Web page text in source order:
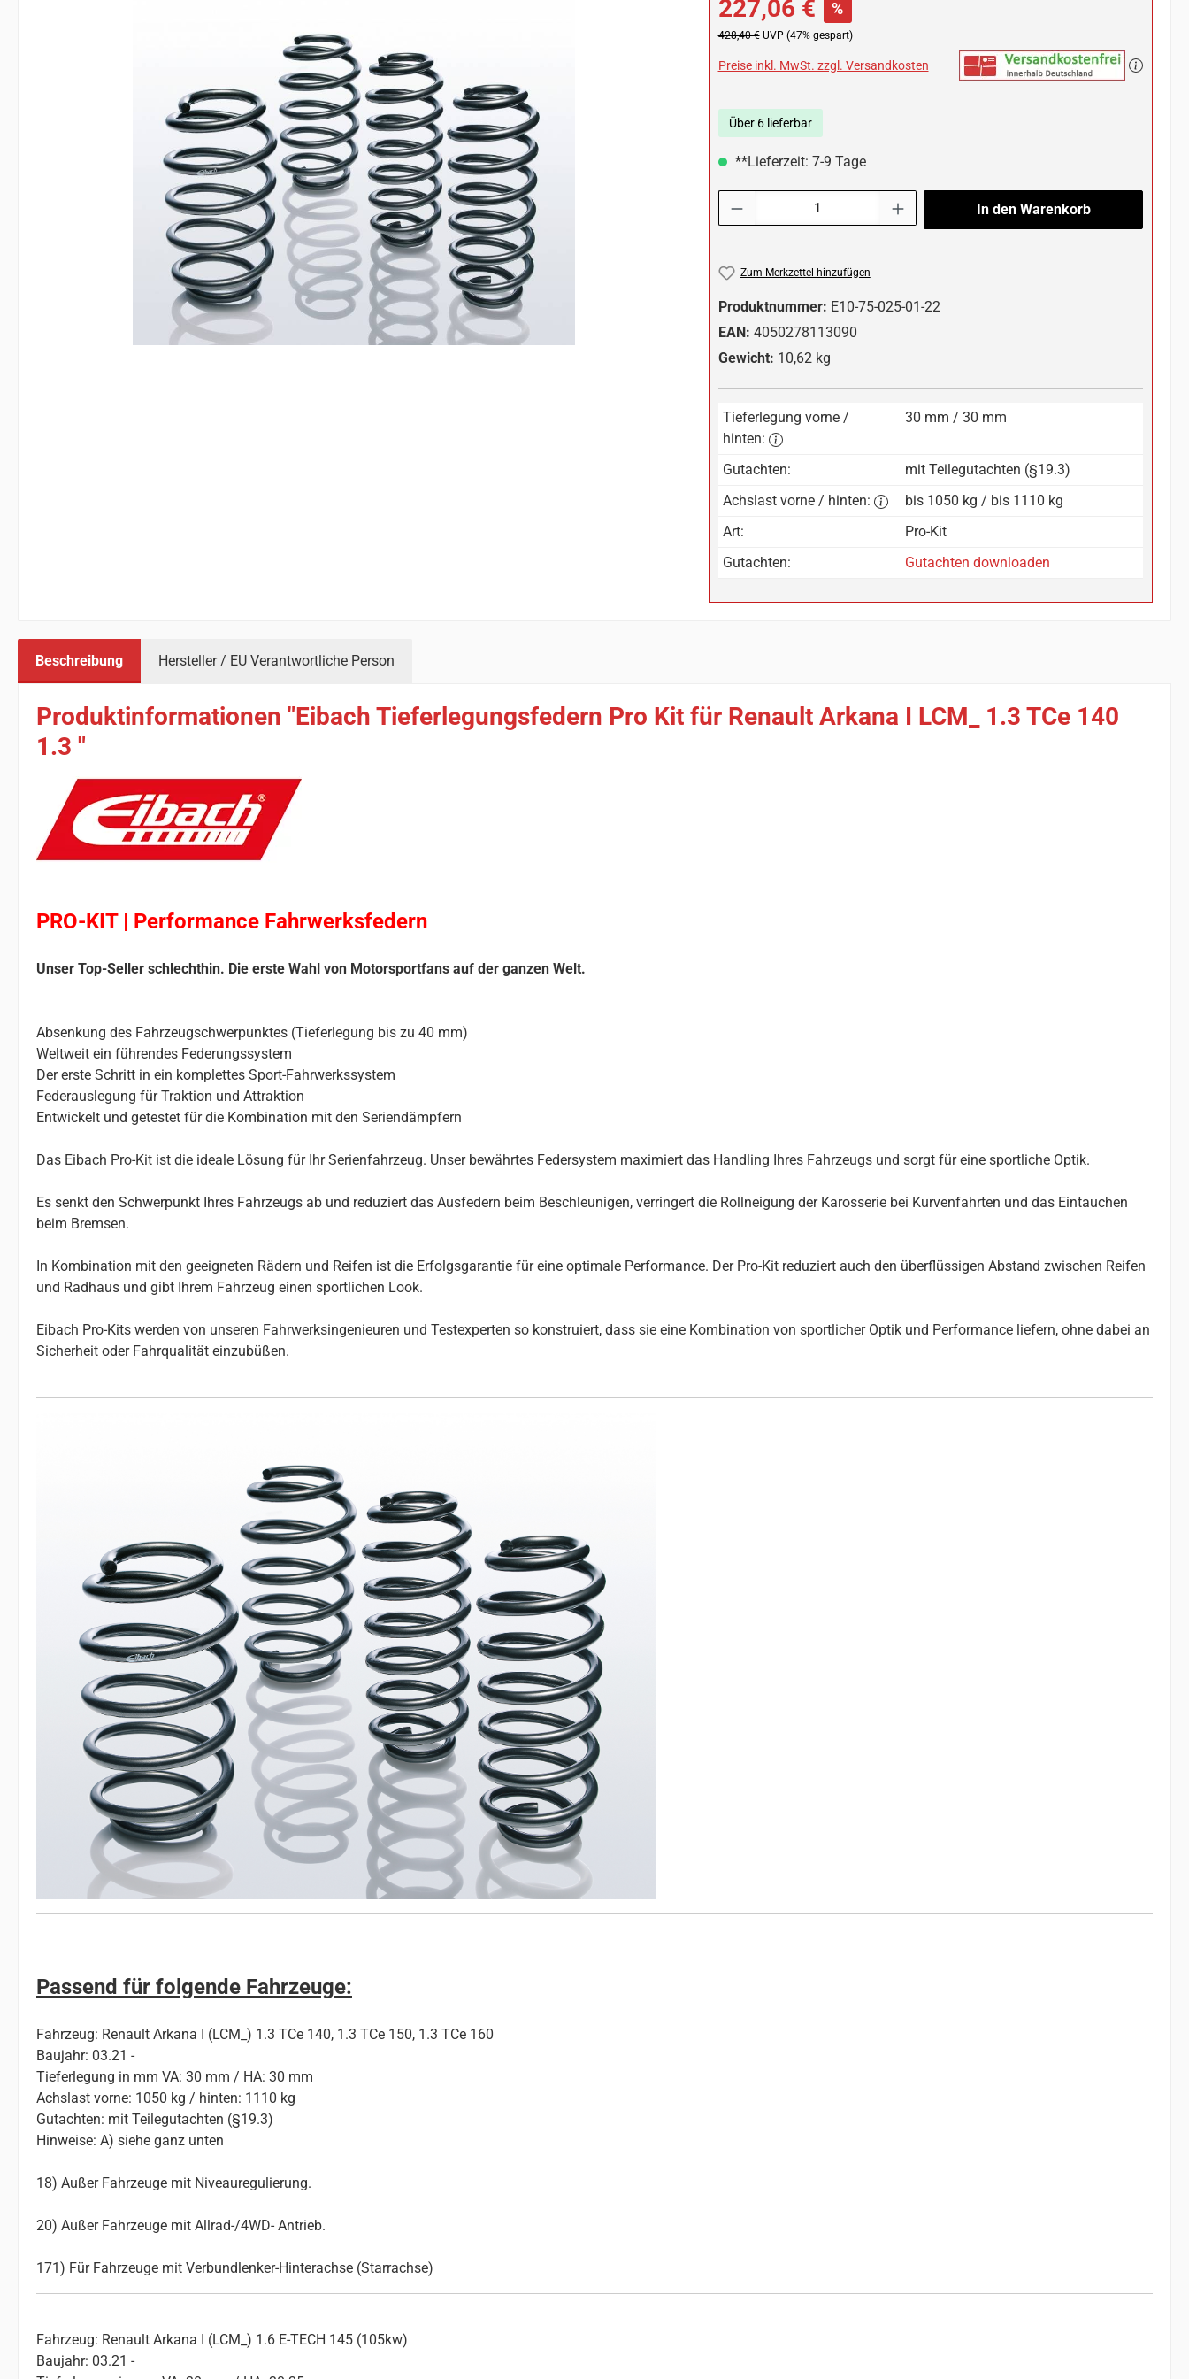
227,06 € %
Regulärer Preis:
428,40 € UVP (47% gespart)
Preise inkl. MwSt. zzgl. Versandkosten
Über 6 lieferbar
**Lieferzeit: 7-9 Tage
In den Warenkorb
Zum Merkzettel hinzufügen
Produktnummer: E10-75-025-01-22
EAN: 4050278113090
Gewicht: 10,62 kg
Tieferlegung vorne /
hinten:
30 mm / 30 mm
Gutachten:
mit Teilegutachten (§19.3)
Achslast vorne / hinten:
bis 1050 kg / bis 1110 kg
Art:
Pro-Kit
Gutachten:
Gutachten downloaden
Beschreibung Hersteller / EU Verantwortliche Person
Produktinformationen "Eibach Tieferlegungsfedern Pro Kit für Renault Arkana I LCM_ 1.3 TCe 140
1.3 "
PRO-KIT | Performance Fahrwerksfedern
Unser Top-Seller schlechthin. Die erste Wahl von Motorsportfans auf der ganzen Welt.
Absenkung des Fahrzeugschwerpunktes (Tieferlegung bis zu 40 mm)
Weltweit ein führendes Federungssystem
Der erste Schritt in ein komplettes Sport-Fahrwerkssystem
Federauslegung für Traktion und Attraktion
Entwickelt und getestet für die Kombination mit den Seriendämpfern
Das Eibach Pro-Kit ist die ideale Lösung für Ihr Serienfahrzeug. Unser bewährtes Federsystem maximiert das Handling Ihres Fahrzeugs und sorgt für eine sportliche Optik.
Es senkt den Schwerpunkt Ihres Fahrzeugs ab und reduziert das Ausfedern beim Beschleunigen, verringert die Rollneigung der Karosserie bei Kurvenfahrten und das Eintauchen
beim Bremsen.
In Kombination mit den geeigneten Rädern und Reifen ist die Erfolgsgarantie für eine optimale Performance. Der Pro-Kit reduziert auch den überflüssigen Abstand zwischen Reifen
und Radhaus und gibt Ihrem Fahrzeug einen sportlichen Look.
Eibach Pro-Kits werden von unseren Fahrwerksingenieuren und Testexperten so konstruiert, dass sie eine Kombination von sportlicher Optik und Performance liefern, ohne dabei an
Sicherheit oder Fahrqualität einzubüßen.
Passend für folgende Fahrzeuge:
Fahrzeug: Renault Arkana I (LCM_) 1.3 TCe 140, 1.3 TCe 150, 1.3 TCe 160
Baujahr: 03.21 -
Tieferlegung in mm VA: 30 mm / HA: 30 mm
Achslast vorne: 1050 kg / hinten: 1110 kg
Gutachten: mit Teilegutachten (§19.3)
Hinweise: A) siehe ganz unten
18) Außer Fahrzeuge mit Niveauregulierung.
20) Außer Fahrzeuge mit Allrad-/4WD- Antrieb.
171) Für Fahrzeuge mit Verbundlenker-Hinterachse (Starrachse)
Fahrzeug: Renault Arkana I (LCM_) 1.6 E-TECH 145 (105kw)
Baujahr: 03.21 -